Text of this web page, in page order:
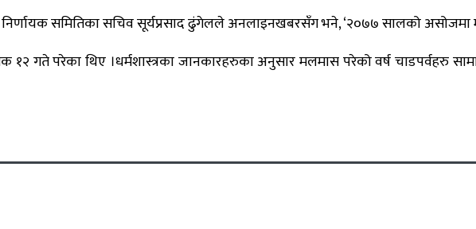
समितिका सचिव सूर्यप्रसाद ढुंगेलले अनलाइनखबरसँग भने, ‘२०७७ सालको असोजमा
गते परेका थिए ।धर्मशास्त्रका जानकारहरुका अनुसार मलमास परेको वर्ष चाडपर्वहरु